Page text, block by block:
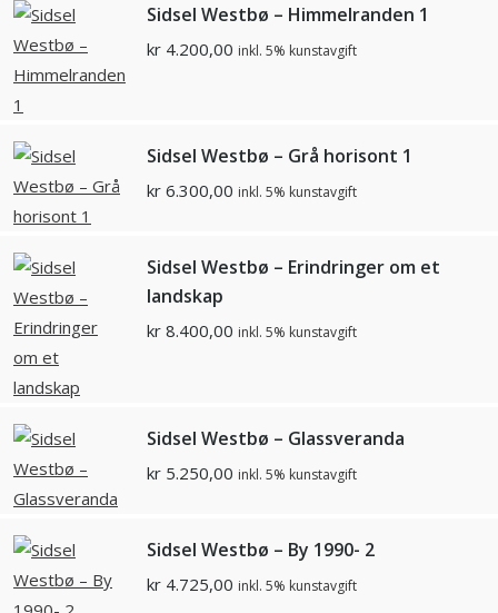
Sidsel Westbø – Himmelranden 1
kr 4.200,00 inkl. 5% kunstavgift
Sidsel Westbø – Grå horisont 1
kr 6.300,00 inkl. 5% kunstavgift
Sidsel Westbø – Erindringer om et
landskap
kr 8.400,00 inkl. 5% kunstavgift
Sidsel Westbø – Glassveranda
kr 5.250,00 inkl. 5% kunstavgift
Sidsel Westbø – By 1990- 2
kr 4.725,00 inkl. 5% kunstavgift